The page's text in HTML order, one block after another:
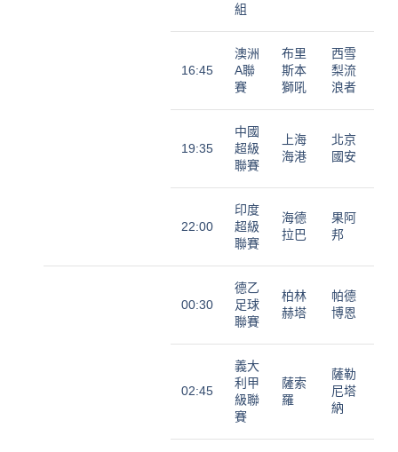
組
16:45
澳洲
A聯
賽
布里
斯本
獅吼
西雪
梨流
浪者
19:35
中國
超級
聯賽
上海
海港
北京
國安
22:00
印度
超級
聯賽
海德
拉巴
果阿
邦
00:30
德乙
足球
聯賽
柏林
赫塔
帕德
博恩
02:45
義大
利甲
級聯
賽
薩索
羅
薩勒
尼塔
納